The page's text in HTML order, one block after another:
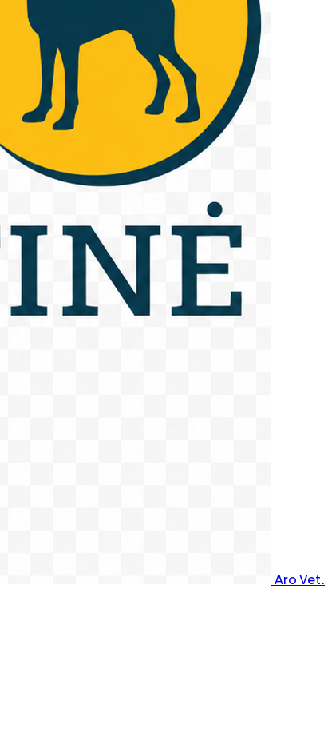
Aro Vet.